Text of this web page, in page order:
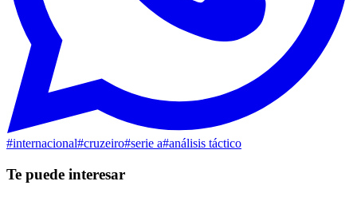
#internacional#cruzeiro#serie a#análisis táctico
Te puede interesar